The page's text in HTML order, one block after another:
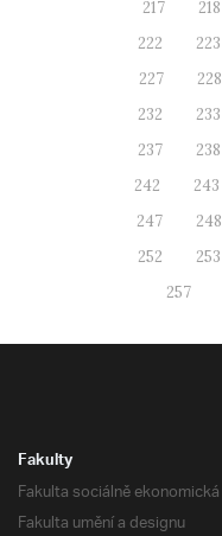
217
218
222
223
227
228
232
233
237
238
242
243
247
248
252
253
257
Fakulty
Fakulta sociálně ekonomická
Fakulta umění a designu